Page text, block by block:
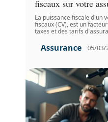
fiscaux sur votre
La puissance fiscale d'un
fiscaux (CV), est un
taxes et des tarifs
Assurance 05/03/